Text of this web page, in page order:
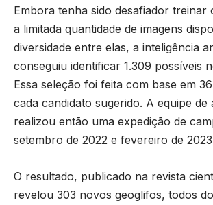
Embora tenha sido desafiador treinar
a limitada quantidade de imagens
diversidade entre elas, a inteligência
conseguiu identificar 1.309 possíveis
Essa seleção foi feita com base em
cada candidato sugerido. A equipe de
realizou então uma expedição de
setembro de 2022 e fevereiro de
O resultado, publicado na revista
revelou 303 novos geoglifos, todos